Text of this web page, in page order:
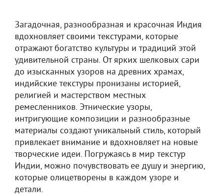
Загадочная, разнообразная и красочная Индия
вдохновляет своими текстурами, которые
отражают богатство культуры и традиций этой
удивительной страны. От ярких шелковых сари
до изысканных узоров на древних храмах,
индийские текстуры пронизаны историей,
религией и мастерством местных
ремесленников. Этнические узоры,
интригующие композиции и разнообразные
материалы создают уникальный стиль, который
привлекает внимание и вдохновляет на новые
творческие идеи. Погружаясь в мир текстур
Индии, можно почувствовать ее душу и энергию,
которые олицетворены в каждом узоре и
детали.